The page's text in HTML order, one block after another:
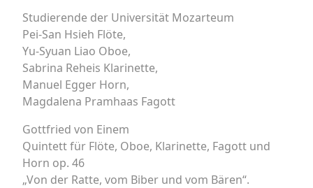
Studierende der Universität Mozarteum
Pei-San Hsieh Flöte,
Yu-Syuan Liao Oboe,
Sabrina Reheis Klarinette,
Manuel Egger Horn,
Magdalena Pramhaas Fagott
Gottfried von Einem
Quintett für Flöte, Oboe, Klarinette, Fagott und
Horn op. 46
„Von der Ratte, vom Biber und vom Bären“.